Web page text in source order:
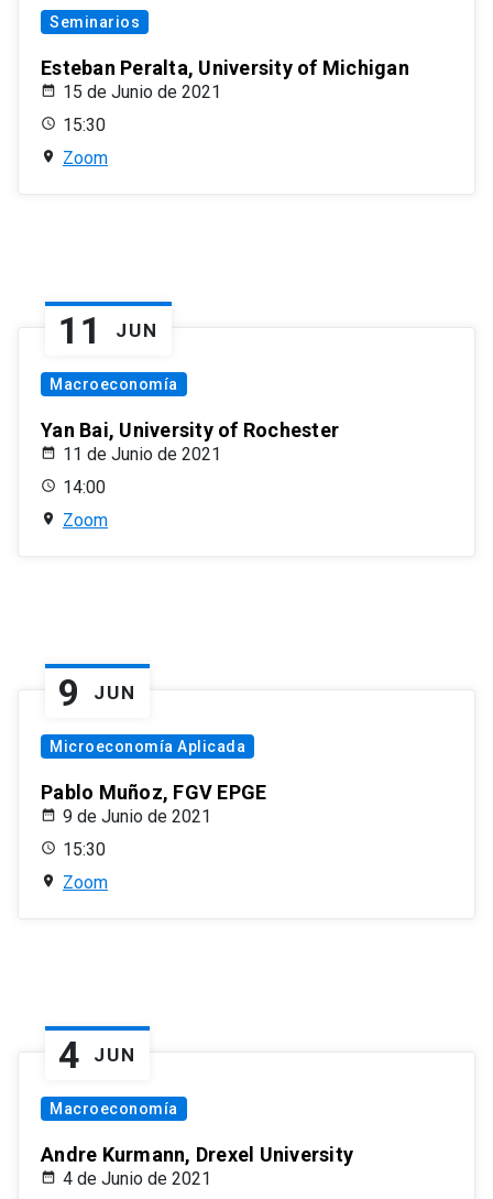
Seminarios
Esteban Peralta, University of Michigan
15 de Junio de 2021
15:30
Zoom
11 JUN
Macroeconomía
Yan Bai, University of Rochester
11 de Junio de 2021
14:00
Zoom
9 JUN
Microeconomía Aplicada
Pablo Muñoz, FGV EPGE
9 de Junio de 2021
15:30
Zoom
4 JUN
Macroeconomía
Andre Kurmann, Drexel University
4 de Junio de 2021